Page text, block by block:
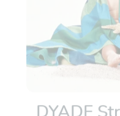
DYADE